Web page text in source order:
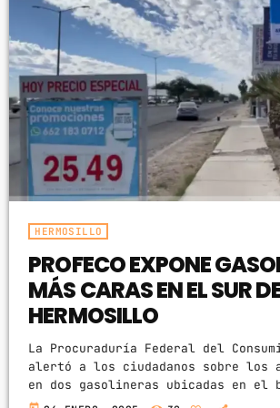
HERMOSILLO
PROFECO EXPONE
MÁS CARAS EN EL SUR
HERMOSILLO
La Procuraduría Federal del
alertó a los ciudadanos sobre los
en dos gasolineras ubicadas en el
Ganaderos, al sur de Hermosillo.